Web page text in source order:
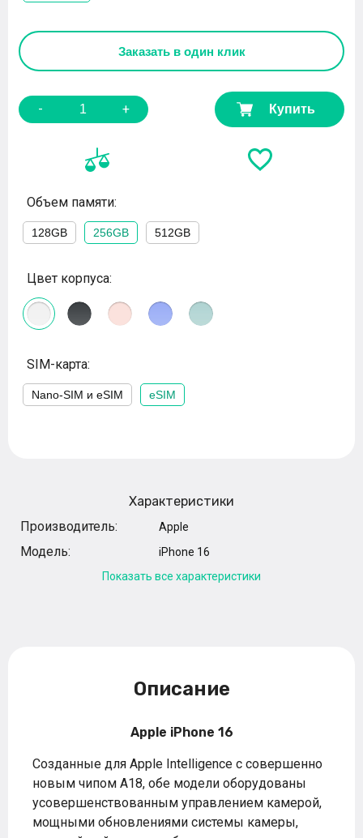
Заказать в один клик
- + Купить
Объем памяти:
128GB 256GB 512GB
Цвет корпуса:
SIM-карта:
Nano-SIM и eSIM eSIM
Характеристики
Производитель:
Apple
Модель:
iPhone 16
Показать все характеристики
Описание
Apple iPhone 16
Созданные для Apple Intelligence с совершенно
новым чипом A18, обе модели оборудованы
усовершенствованным управлением камерой,
мощными обновлениями системы камеры,